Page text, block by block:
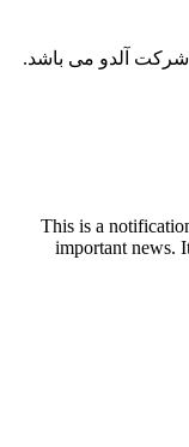
می باشد.
This is